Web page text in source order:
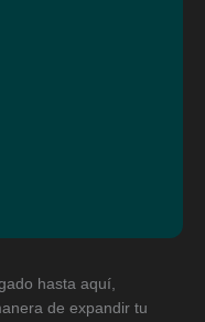
hasta aquí,
de expandir tu